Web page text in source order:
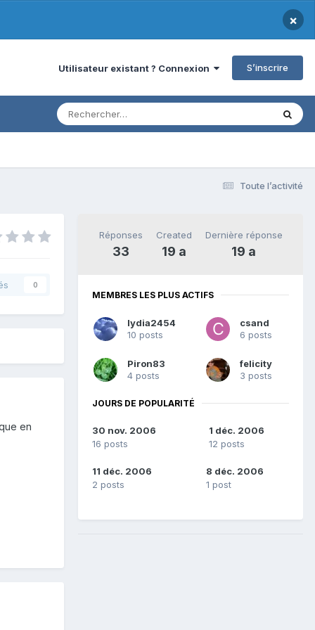
×
Utilisateur existant ? Connexion S’inscrire
Toute l’activité
0
en
Réponses
33
Created
19 a
Dernière réponse
19 a
MEMBRES LES PLUS ACTIFS
lydia2454
10 posts
csand
6 posts
Piron83
4 posts
felicity
3 posts
JOURS DE POPULARITÉ
30 nov. 2006
16 posts
1 déc. 2006
12 posts
11 déc. 2006
2 posts
8 déc. 2006
1 post